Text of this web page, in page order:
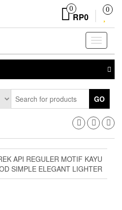
0
RP0
0
Toggle
GO
API REGULER MOTIF KAYU
SIMPLE ELEGANT LIGHTER